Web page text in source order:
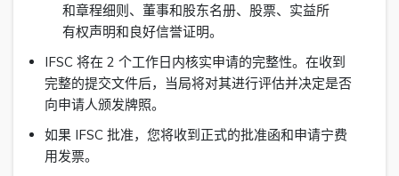
和章程细则、董事和股东名册、股票、实益所
有权声明和良好信誉证明。
IFSC 将在 2 个工作日内核实申请的完整性。在收到
完整的提交文件后，当局将对其进行评估并决定是否
向申请人颁发牌照。
如果 IFSC 批准，您将收到正式的批准函和申请宁费
用发票。